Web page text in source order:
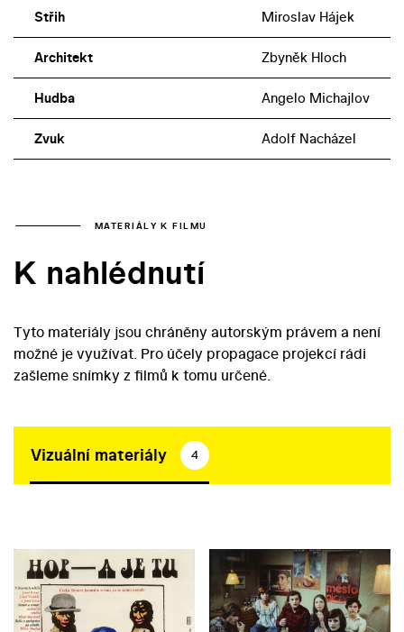
Střih Miroslav Hájek
Architekt Zbyněk Hloch
Hudba Angelo Michajlov
Zvuk Adolf Nacházel
MATERIÁLY K FILMU
K nahlédnutí
Tyto materiály jsou chráněny autorským právem a není
možné je využívat. Pro účely propagace projekcí rádi
zašleme snímky z filmů k tomu určené.
Vizuální materiály 4